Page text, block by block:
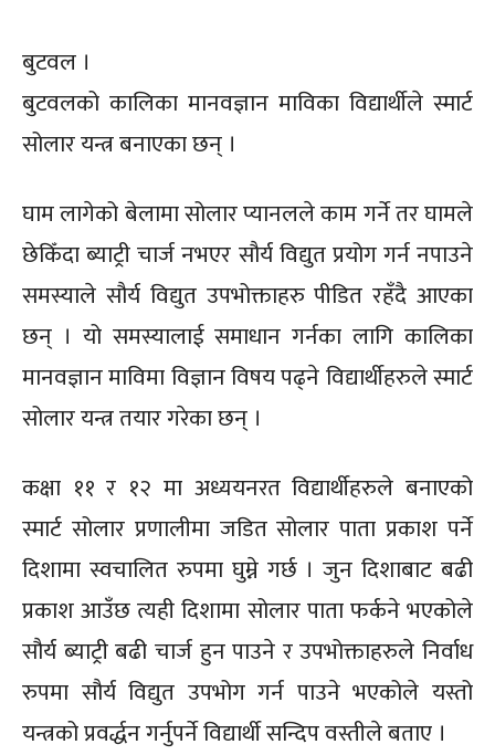
बुटवल ।
बुटवलको कालिका मानवज्ञान माविका विद्यार्थीले स्मार्ट
सोलार यन्त्र बनाएका छन् ।
घाम लागेको बेलामा सोलार प्यानलले काम गर्ने तर घामले
छेकिँदा ब्याट्री चार्ज नभएर सौर्य विद्युत प्रयोग गर्न नपाउने
समस्याले सौर्य विद्युत उपभोक्ताहरु पीडित रहँदै आएका
छन् । यो समस्यालाई समाधान गर्नका लागि कालिका
मानवज्ञान माविमा विज्ञान विषय पढ्ने विद्यार्थीहरुले स्मार्ट
सोलार यन्त्र तयार गरेका छन् ।
कक्षा ११ र १२ मा अध्ययनरत विद्यार्थीहरुले बनाएको
स्मार्ट सोलार प्रणालीमा जडित सोलार पाता प्रकाश पर्ने
दिशामा स्वचालित रुपमा घुम्ने गर्छ । जुन दिशाबाट बढी
प्रकाश आउँछ त्यही दिशामा सोलार पाता फर्कने भएकोले
सौर्य ब्याट्री बढी चार्ज हुन पाउने र उपभोक्ताहरुले निर्वाध
रुपमा सौर्य विद्युत उपभोग गर्न पाउने भएकोले यस्तो
यन्त्रको प्रवर्द्धन गर्नुपर्ने विद्यार्थी सन्दिप वस्तीले बताए ।